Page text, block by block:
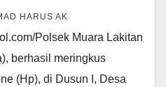
HARUS AK
Polsek Muara Lakitan
berhasil meringkus
(Hp), di Dusun I, Desa